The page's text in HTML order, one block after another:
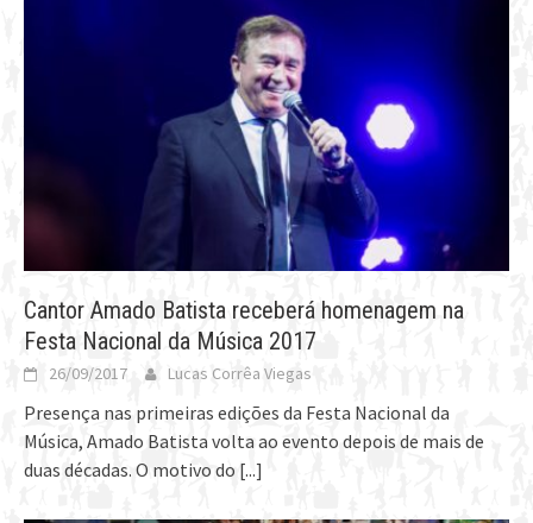
Cantor Amado Batista receberá homenagem na
Festa Nacional da Música 2017
26/09/2017 Lucas Corrêa Viegas
Presença nas primeiras edições da Festa Nacional da
Música, Amado Batista volta ao evento depois de mais de
duas décadas. O motivo do [...]